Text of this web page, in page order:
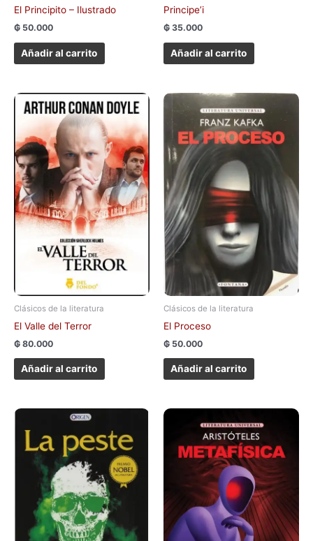
El Principito – Ilustrado
₲ 50.000
Añadir al carrito
Principe’i
₲ 35.000
Añadir al carrito
Clásicos de la literatura
El Valle del Terror
₲ 80.000
Añadir al carrito
Clásicos de la literatura
El Proceso
₲ 50.000
Añadir al carrito